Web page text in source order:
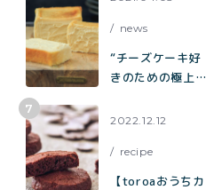
感たっぷり「烏龍
茶ラテ」
news
“チーズケーキ好
きのための極上チ
ろ生チーズケー
2022.12.12
recipe
【toroaおうちカ